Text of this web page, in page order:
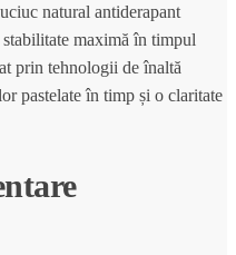
natural antiderapant
maximă în timpul
prin tehnologii de înaltă
pastelate în timp și o claritate